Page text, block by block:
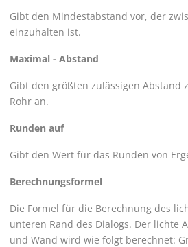
Gibt den Mindestabstand vor, der
einzuhalten ist.
Maximal - Abstand
Gibt den größten zulässigen Abstand
Rohr an.
Runden auf
Gibt den Wert für das Runden von
Berechnungsformel
Die Formel für die Berechnung des
unteren Rand des Dialogs. Der lichte
und Wand wird wie folgt berechnet: